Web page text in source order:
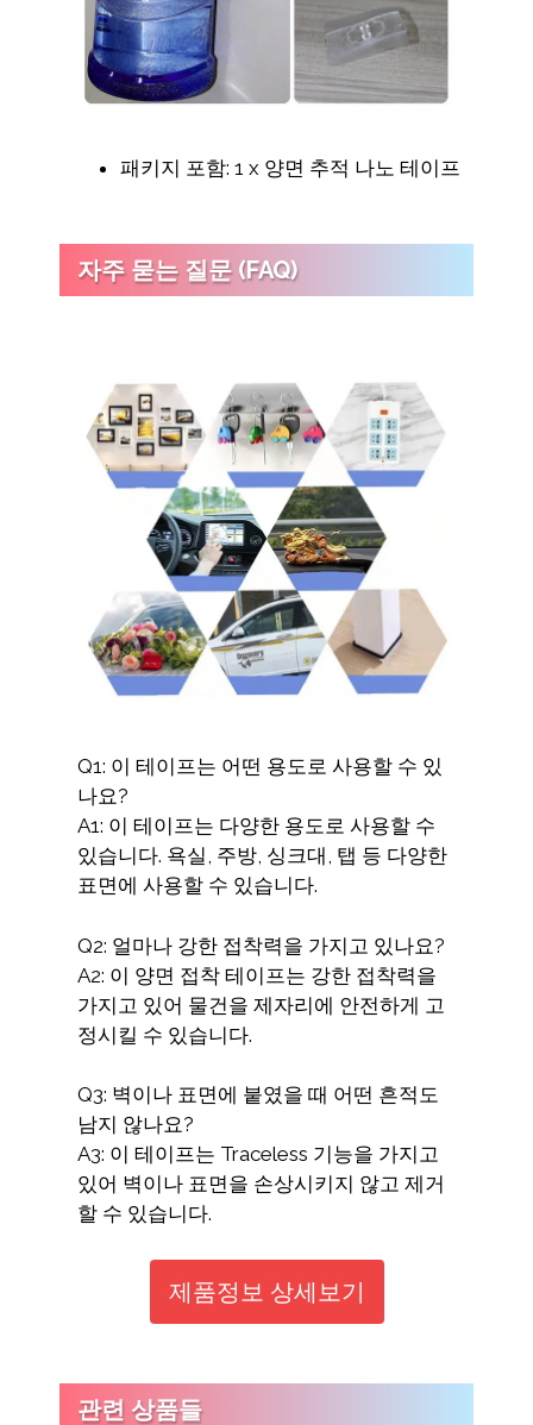
패키지 포함: 1 x 양면 추적 나노 테이프
자주 묻는 질문 (FAQ)
Q1: 이 테이프는 어떤 용도로 사용할 수 있
나요?
A1: 이 테이프는 다양한 용도로 사용할 수
있습니다. 욕실, 주방, 싱크대, 탭 등 다양한
표면에 사용할 수 있습니다.
Q2: 얼마나 강한 접착력을 가지고 있나요?
A2: 이 양면 접착 테이프는 강한 접착력을
가지고 있어 물건을 제자리에 안전하게 고
정시킬 수 있습니다.
Q3: 벽이나 표면에 붙였을 때 어떤 흔적도
남지 않나요?
A3: 이 테이프는 Traceless 기능을 가지고
있어 벽이나 표면을 손상시키지 않고 제거
할 수 있습니다.
제품정보 상세보기
관련 상품들